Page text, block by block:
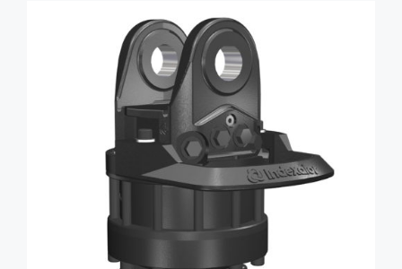
AJOUTER AU PANIER DÉTAILS